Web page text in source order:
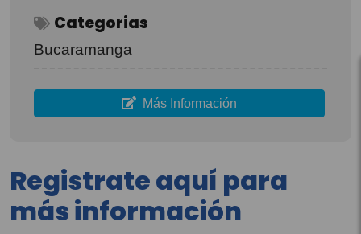
Categorias
Bucaramanga
Más Información
Registrate aquí para
más información